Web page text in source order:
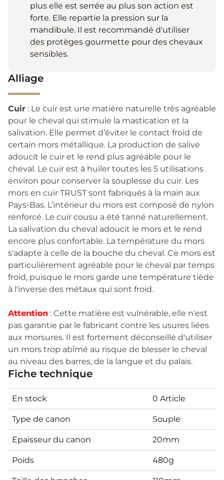
plus elle est serrée au plus son action est
forte. Elle repartie la pression sur la
mandibule. Il est recommandé d'utiliser
des protèges gourmette pour des chevaux
sensibles.
Alliage
Cuir : Le cuir est une matière naturelle très agréable
pour le cheval qui stimule la mastication et la
salivation. Elle permet d’éviter le contact froid de
certain mors métallique. La production de salive
adoucit le cuir et le rend plus agréable pour le
cheval. Le cuir est à huiler toutes les 5 utilisations
environ pour conserver la souplesse du cuir. Les
mors en cuir TRUST sont fabriqués à la main aux
Pays-Bas. L’intérieur du mors est composé de nylon
renforcé. Le cuir cousu a été tanné naturellement.
La salivation du cheval adoucit le mors et le rend
encore plus confortable. La température du mors
s'adapte à celle de la bouche du cheval. Ce mors est
particulièrement agréable pour le cheval par temps
froid, puisque le mors garde une température tiède
à l'inverse des métaux qui sont froid.
Attention : Cette matière est vulnérable, elle n'est
pas garantie par le fabricant contre les usures liées
aux morsures. Il est fortement déconseillé d'utiliser
un mors trop abîmé au risque de blesser le cheval
au niveau des barres, de la langue et du palais.
Fiche technique
En stock 0 Article
Type de canon Souple
Epaisseur du canon 20mm
Poids 480g